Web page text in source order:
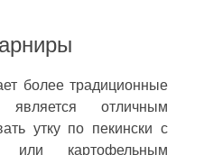
более традиционные
является отличным
утку по пекински с
или картофельным